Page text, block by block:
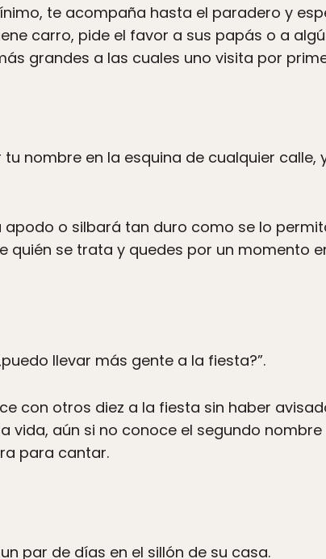
te acompaña hasta el paradero y
carro, pide el favor a sus papás o a
grandes a las cuales uno visita por
nombre en la esquina de cualquier calle,
o silbará tan duro como se lo
quién se trata y quedes por un momento
llevar más gente a la fiesta?”.
con otros diez a la fiesta sin haber
aún si no conoce el segundo nombre
para cantar.
par de días en el sillón de su casa.